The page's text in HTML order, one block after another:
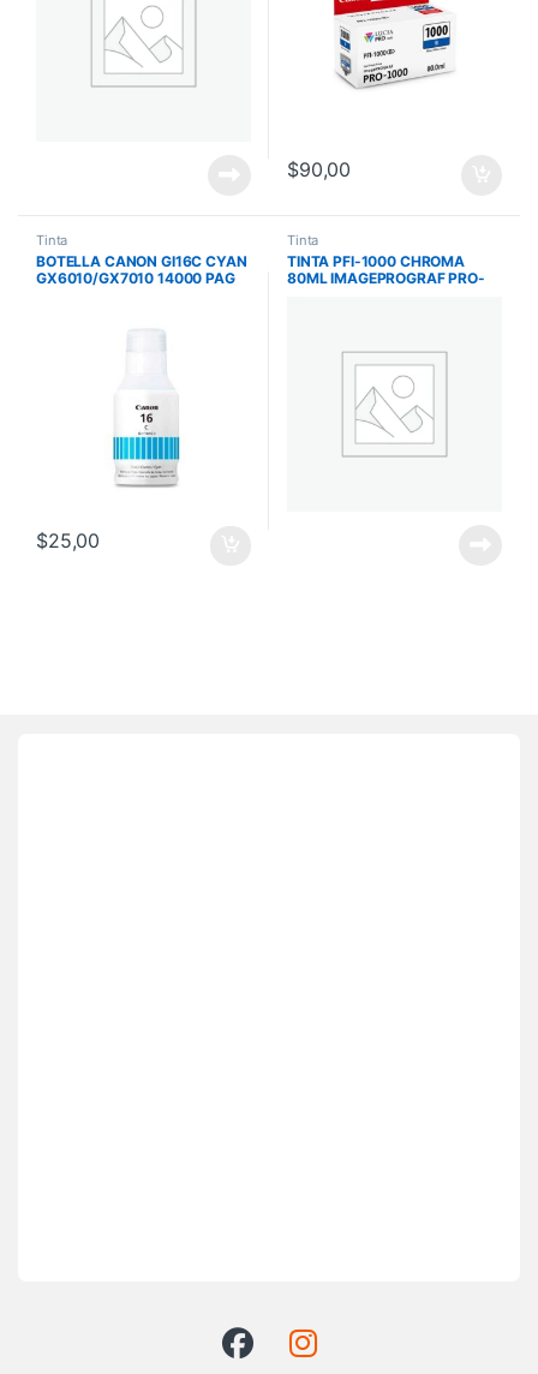
$90,00
Tinta
BOTELLA CANON GI16C CYAN
GX6010/GX7010 14000 PAG
$25,00
Tinta
TINTA PFI-1000 CHROMA
80ML IMAGEPROGRAF PRO-